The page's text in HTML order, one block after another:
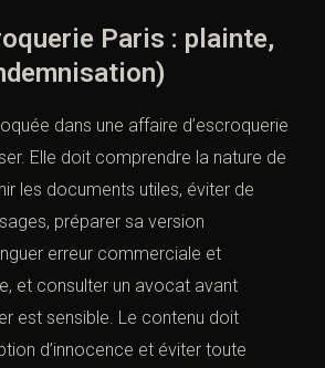
Paris : plainte,
dans une affaire d’escroquerie
Elle doit comprendre la nature de
les documents utiles, éviter de
préparer sa version
erreur commerciale et
et consulter un avocat avant
est sensible. Le contenu doit
d’innocence et éviter toute